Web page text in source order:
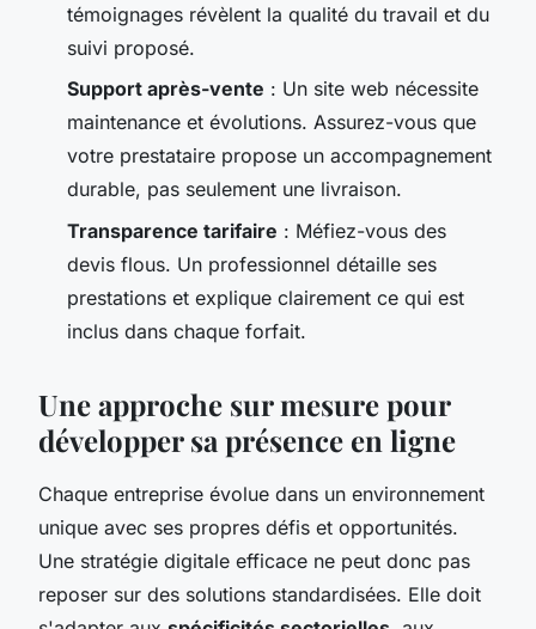
témoignages révèlent la qualité du travail et du
suivi proposé.
Support après-vente : Un site web nécessite
maintenance et évolutions. Assurez-vous que
votre prestataire propose un accompagnement
durable, pas seulement une livraison.
Transparence tarifaire : Méfiez-vous des
devis flous. Un professionnel détaille ses
prestations et explique clairement ce qui est
inclus dans chaque forfait.
Une approche sur mesure pour
développer sa présence en ligne
Chaque entreprise évolue dans un environnement
unique avec ses propres défis et opportunités.
Une stratégie digitale efficace ne peut donc pas
reposer sur des solutions standardisées. Elle doit